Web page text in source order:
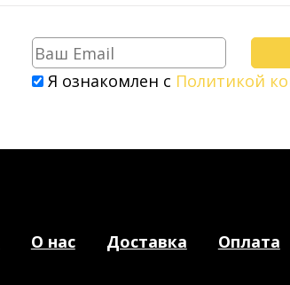
Я ознакомлен с Политикой
О нас Доставка Оплата